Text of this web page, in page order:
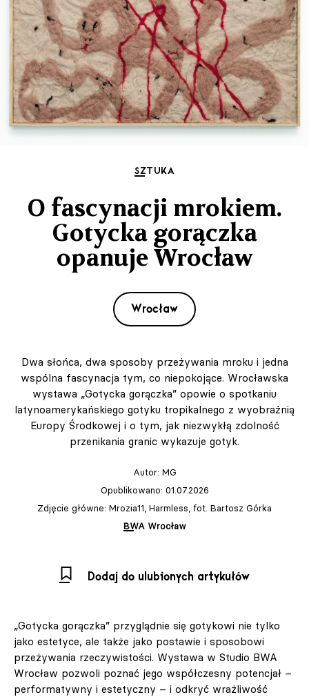
SZTUKA
O fascynacji mrokiem.
Gotycka gorączka
opanuje Wrocław
Wrocław
Dwa słońca, dwa sposoby przeżywania mroku i jedna
wspólna fascynacja tym, co niepokojące. Wrocławska
wystawa „Gotycka gorączka” opowie o spotkaniu
latynoamerykańskiego gotyku tropikalnego z wyobraźnią
Europy Środkowej i o tym, jak niezwykłą zdolność
przenikania granic wykazuje gotyk.
Autor: MG
Opublikowano: 01.07.2026
Zdjęcie główne: Mrozia11, Harmless, fot. Bartosz Górka
BWA Wrocław
Dodaj do ulubionych artykułów
„Gotycka gorączka” przyglądnie się gotykowi nie tylko
jako estetyce, ale także jako postawie i sposobowi
przeżywania rzeczywistości. Wystawa w Studio BWA
Wrocław pozwoli poznać jego współczesny potencjał –
performatywny i estetyczny – i odkryć wrażliwość